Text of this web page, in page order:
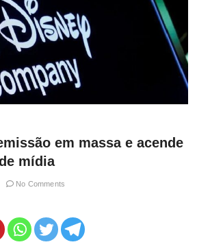
em massa e acende
mídia
No Comments